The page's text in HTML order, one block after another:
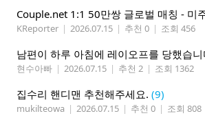
KReporter | 2026.07.15 | 추천 0 | 조회 456
현수아빠 | 2026.07.15 | 추천 2 | 조회 1362
집수리 핸디맨 추천해주세요. (9)
mukilteowa | 2026.07.15 | 추천 0 | 조회 808